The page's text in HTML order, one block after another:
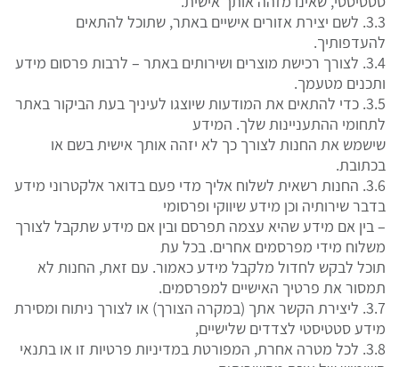
3.3. לשם יצירת אזורים אישיים באתר, שתוכל להתאים
להעדפותיך.
3.4. לצורך רכישת מוצרים ושירותים באתר – לרבות פרסום מידע
ותכנים מטעמך.
3.5. כדי להתאים את המודעות שיוצגו לעיניך בעת הביקור באתר
לתחומי ההתעניינות שלך. המידע
שישמש את החנות לצורך כך לא יזהה אותך אישית בשם או
בכתובת.
3.6. החנות רשאית לשלוח אליך מדי פעם בדואר אלקטרוני מידע
בדבר שירותיה וכן מידע שיווקי ופרסומי
– בין אם מידע שהיא עצמה תפרסם ובין אם מידע שתקבל לצורך
משלוח מידי מפרסמים אחרים. בכל עת
תוכל לבקש לחדול מלקבל מידע כאמור. עם זאת, החנות לא
תמסור את פרטיך האישיים למפרסמים.
3.7. ליצירת הקשר אתך (במקרה הצורך) או לצורך ניתוח ומסירת
מידע סטטיסטי לצדדים שלישיים,
3.8. לכל מטרה אחרת, המפורטת במדיניות פרטיות זו או בתנאי